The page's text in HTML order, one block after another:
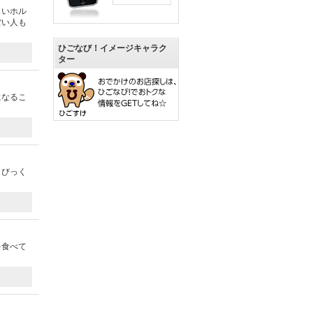
ホル
人も
るこ
っく
べて
ひごなび！イメージキャラク
ター